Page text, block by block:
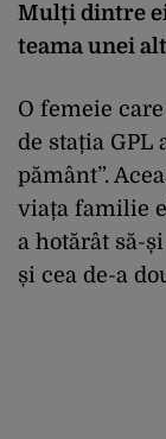
Mulți dintre
teama unei
O femeie
de stația GPL
pământ”.
viața familie
a hotărât să-
și cea de-a